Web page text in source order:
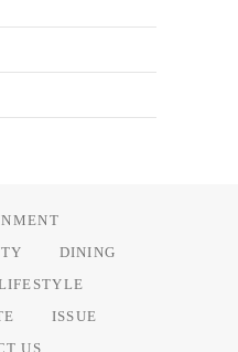
DINING
ISSUE
US